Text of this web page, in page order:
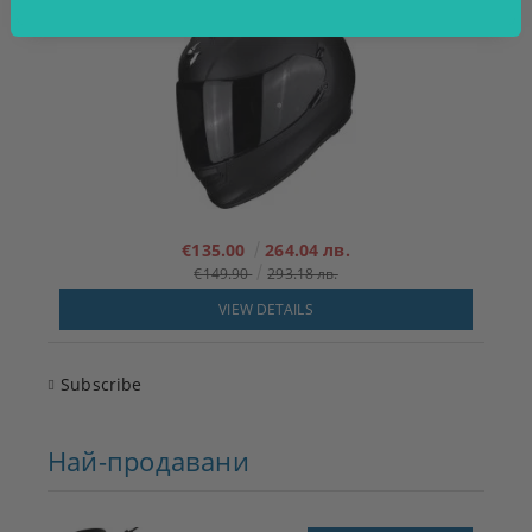
€135.00 264.04 лв.
€149.90
293.18 лв.
VIEW DETAILS
Subscribe
Най-продавани